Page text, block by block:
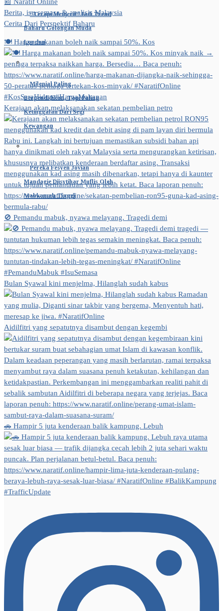
“Terapi Menjerit” Jadi Trend
Baharu Golongan Muda
London
Milenial Paling
Berpendidikan, Tapi Paling
Ketinggalan Dari Segi
Kewangan
Pereka Fesyen Jovian
Mandagie Diisytihar Muflis Oleh
Mahkamah Tinggi
Berita, isu semasa & analisis Malaysia
Cerita Dari Perspektif Baharu
🍽️ Harga makanan boleh naik sampai 50%. Kos
Kerajaan akan melaksanakan sekatan pembelian petro
🚫 Pemandu mabuk, nyawa melayang. Tragedi demi
Bulan Syawal kini menjelma, Hilanglah sudah kabus
Aidilfitri yang sepatutnya disambut dengan kegembi
🚗 Hampir 5 juta kenderaan balik kampung. Lebuh